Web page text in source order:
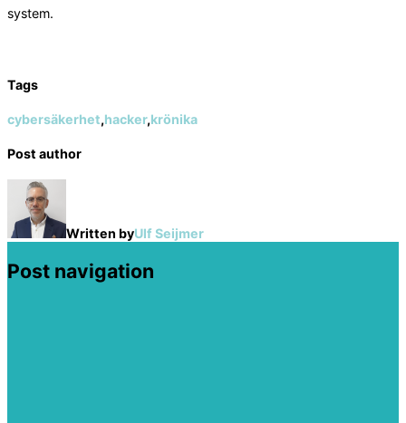
system.
Tags
cybersäkerhet,hacker,krönika
Post author
Written byUlf Seijmer
Post navigation